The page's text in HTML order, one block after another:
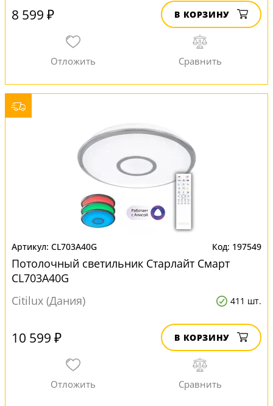
8 599 ₽ В КОРЗИНУ
CL703A40G 197549
Потолочный светильник Старлайт Смарт
CL703A40G
Citilux (Дания)
411 шт.
10 599 ₽ В КОРЗИНУ